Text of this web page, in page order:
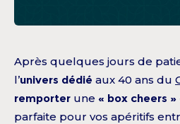
Après quelques jours de
l’univers dédié aux 40 ans du
remporter une « box cheers »
parfaite pour vos apéritifs